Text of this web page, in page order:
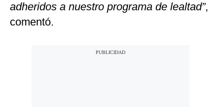
adheridos a nuestro programa de lealtad”,
comentó.